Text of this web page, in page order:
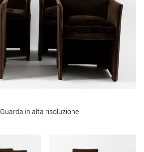
Guarda in alta risoluzione